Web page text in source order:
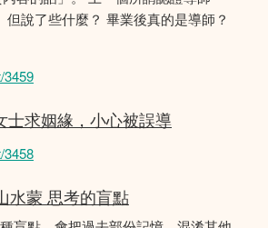
但說了些什麼？ 畢業後真的是導師？
3459
士求姻緣，小心被誤導
3458
水蒙 思考的盲點